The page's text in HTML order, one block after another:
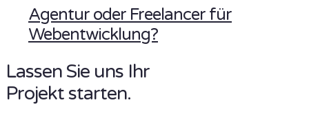
Agentur oder Freelancer für
Webentwicklung?
Lassen Sie uns Ihr
Projekt starten.